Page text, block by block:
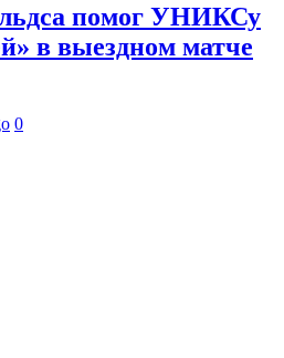
помог УНИКСу
в выездном матче
0